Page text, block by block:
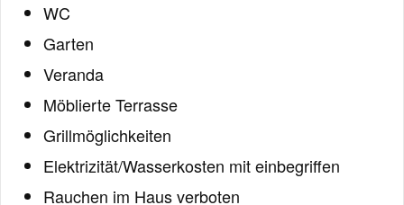
WC
Garten
Veranda
Möblierte Terrasse
Grillmöglichkeiten
Elektrizität/Wasserkosten mit einbegriffen
Rauchen im Haus verboten